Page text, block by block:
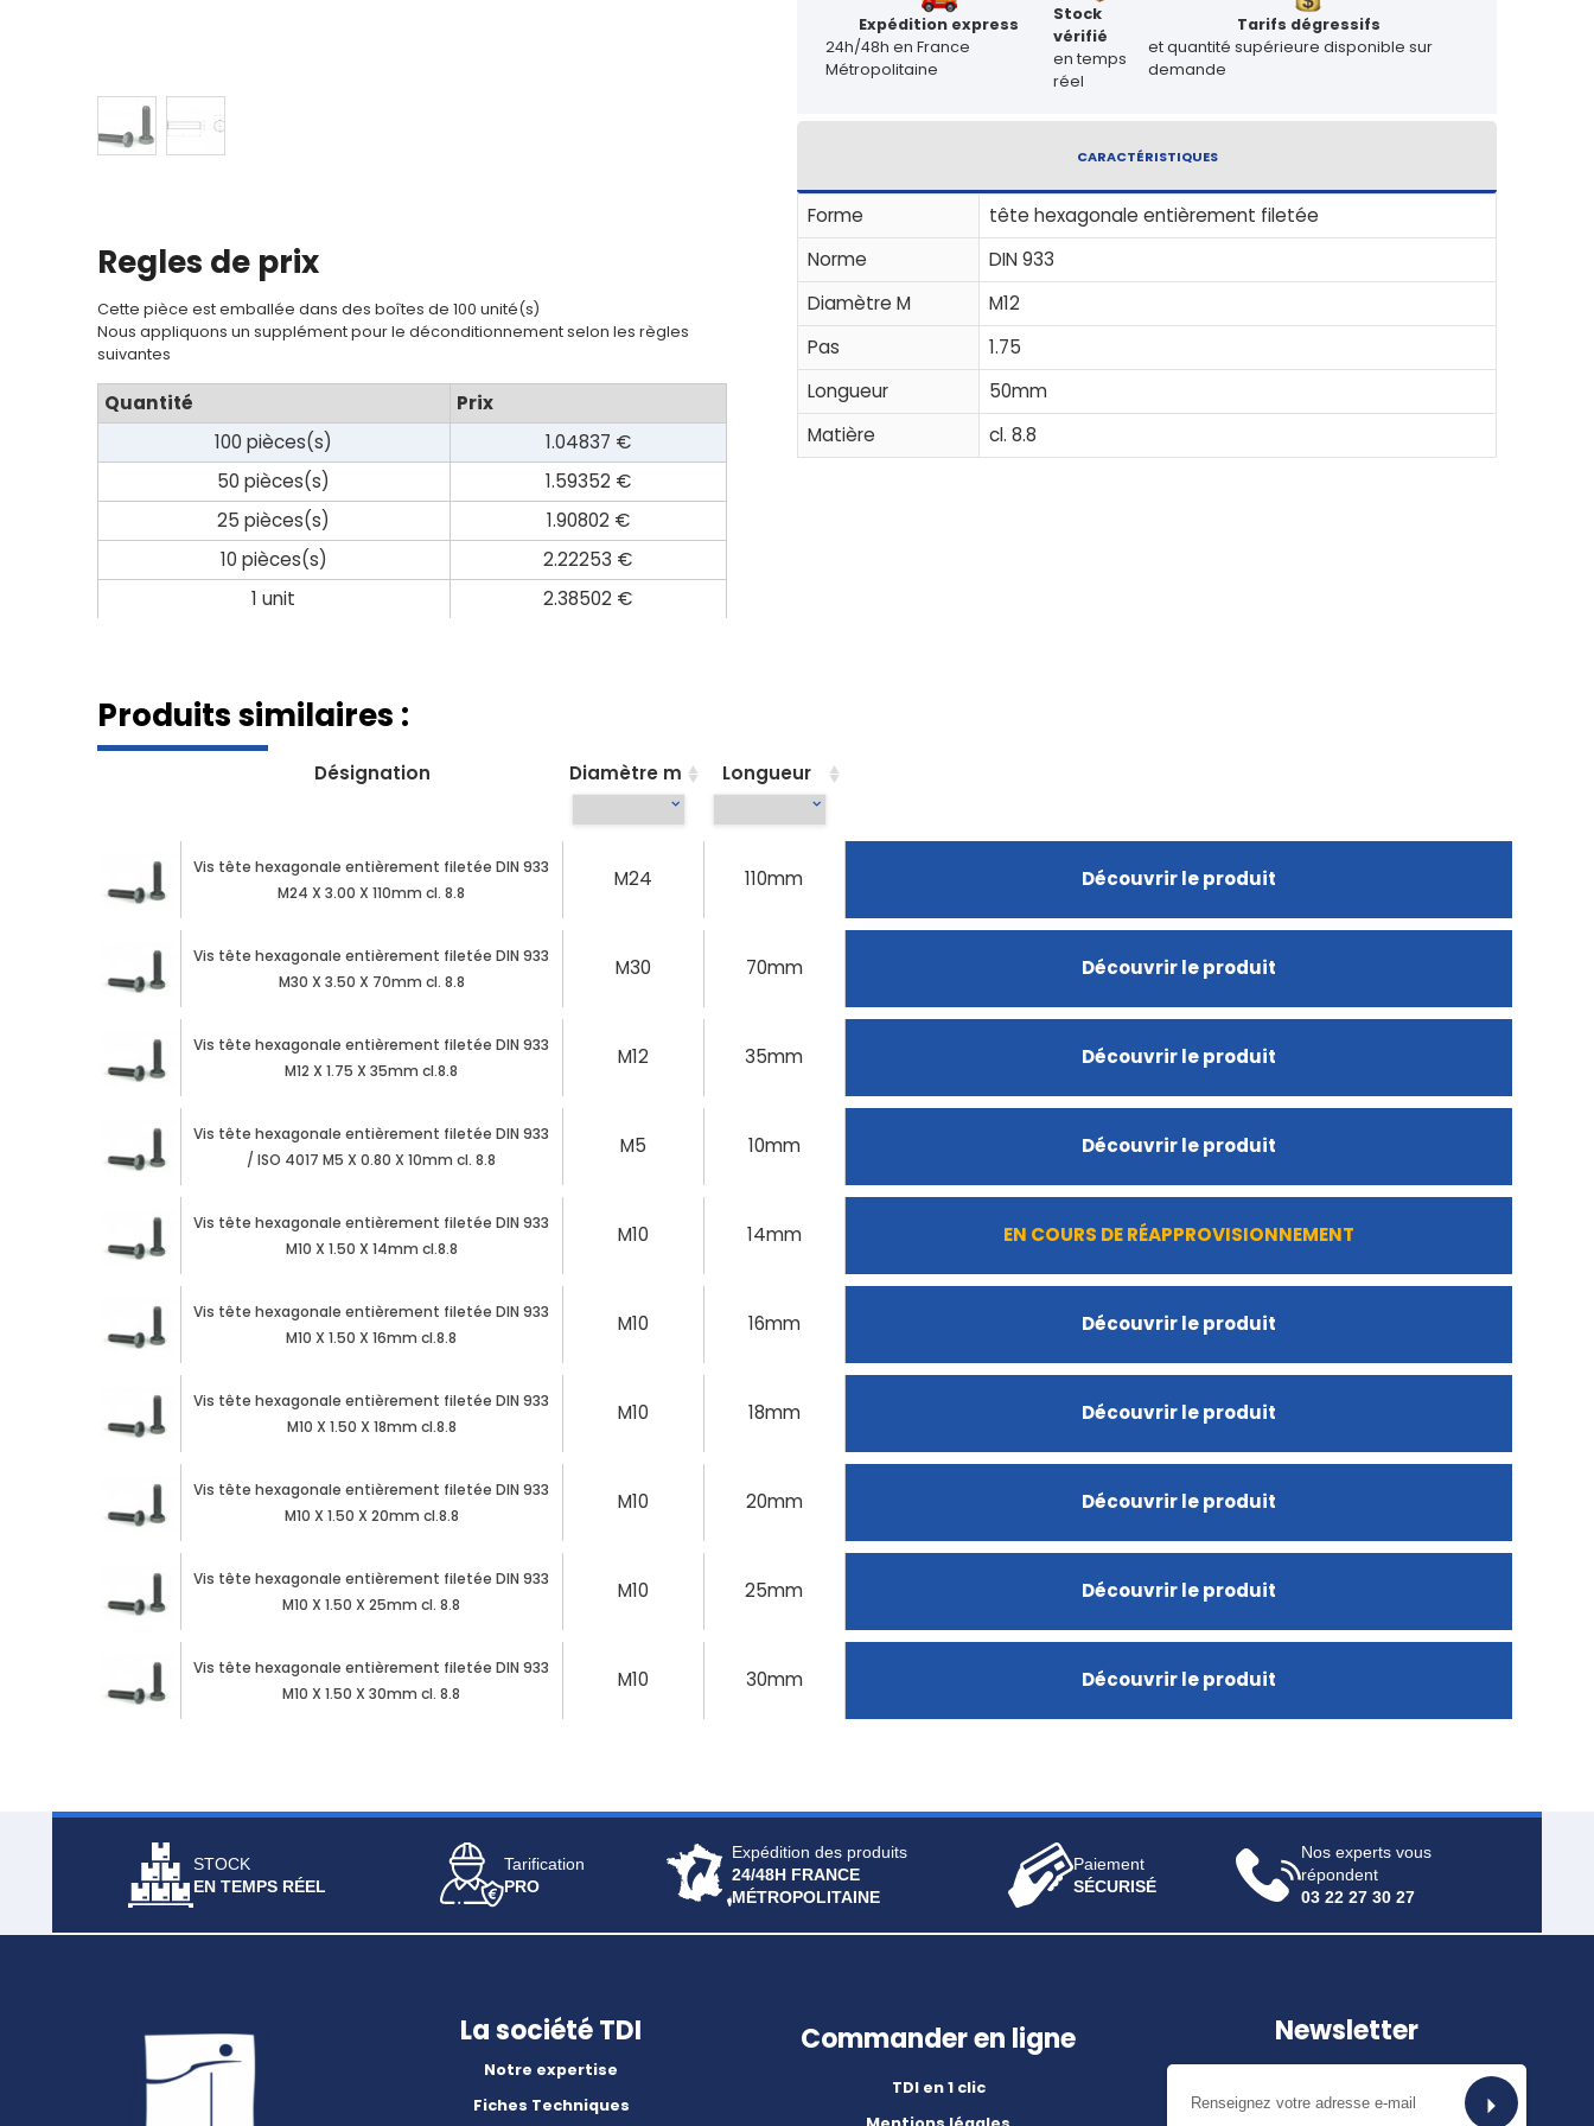
Regles de prix
Cette pièce est emballée dans des boîtes de 100 unité(s)
Nous appliquons un supplément pour le déconditionnement selon les règles
suivantes
Quantité
Prix
100 pièces(s)
1.04837 €
50 pièces(s)
1.59352 €
25 pièces(s)
1.90802 €
10 pièces(s)
2.22253 €
1 unit
2.38502 €
Expédition express
24h/48h en France
Métropolitaine
Stock
vérifié
en temps
réel
Tarifs dégressifs
et quantité supérieure disponible sur
demande
CARACTÉRISTIQUES
Forme
tête hexagonale entièrement filetée
Norme
DIN 933
Diamètre M
M12
Pas
1.75
Longueur
50mm
Matière
cl. 8.8
Produits similaires :
Désignation Diamètre m Longueur
Vis tête hexagonale entièrement filetée DIN 933
M24 X 3.00 X 110mm cl. 8.8
M24 110mm Découvrir le produit
Vis tête hexagonale entièrement filetée DIN 933
M30 X 3.50 X 70mm cl. 8.8
M30 70mm Découvrir le produit
Vis tête hexagonale entièrement filetée DIN 933
M12 X 1.75 X 35mm cl.8.8
M12 35mm Découvrir le produit
Vis tête hexagonale entièrement filetée DIN 933
/ ISO 4017 M5 X 0.80 X 10mm cl. 8.8
M5 10mm Découvrir le produit
Vis tête hexagonale entièrement filetée DIN 933
M10 X 1.50 X 14mm cl.8.8
M10 14mm EN COURS DE RÉAPPROVISIONNEMENT
Vis tête hexagonale entièrement filetée DIN 933
M10 X 1.50 X 16mm cl.8.8
M10 16mm Découvrir le produit
Vis tête hexagonale entièrement filetée DIN 933
M10 X 1.50 X 18mm cl.8.8
M10 18mm Découvrir le produit
Vis tête hexagonale entièrement filetée DIN 933
M10 X 1.50 X 20mm cl.8.8
M10 20mm Découvrir le produit
Vis tête hexagonale entièrement filetée DIN 933
M10 X 1.50 X 25mm cl. 8.8
M10 25mm Découvrir le produit
Vis tête hexagonale entièrement filetée DIN 933
M10 X 1.50 X 30mm cl. 8.8
M10 30mm Découvrir le produit
STOCK
EN TEMPS RÉEL
Tarification
PRO
Expédition des produits
24/48H FRANCE
MÉTROPOLITAINE
Paiement
SÉCURISÉ
Nos experts vous
répondent
03 22 27 30 27
La société TDI
Notre expertise
Fiches Techniques
Commander en ligne
TDI en 1 clic
Newsletter